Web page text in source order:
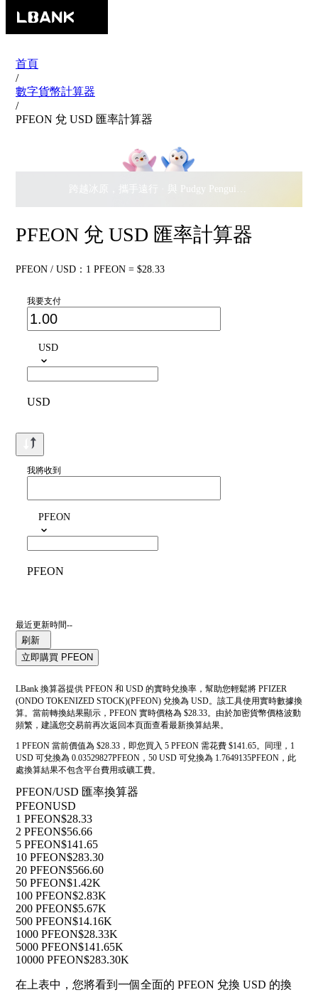
首頁
/
數字貨幣計算器
/
PFEON 兌 USD 匯率計算器
跨越冰原，攜手遠行 · 與 Pudgy Penguins 搖擺瓜分
PFEON 兌 USD 匯率計算器
PFEON / USD：1 PFEON = $28.33
我要支付
USD
USD
我將收到
PFEON
PFEON
最近更新時間--
刷新
立即購買 PFEON
LBank 換算器提供 PFEON 和 USD 的實時兌換率，幫助您輕鬆將 PFIZER
(ONDO TOKENIZED STOCK)(PFEON) 兌換為 USD。該工具使用實時數據換
算。當前轉換結果顯示，PFEON 實時價格為 $28.33。由於加密貨幣價格波動
頻繁，建議您交易前再次返回本頁面查看最新換算結果。
1 PFEON 當前價值為 $28.33，即您買入 5 PFEON 需花費 $141.65。同理，1
USD 可兌換為 0.03529827PFEON，50 USD 可兌換為 1.7649135PFEON，此
處換算結果不包含平台費用或礦工費。
PFEON/USD 匯率換算器
PFEONUSD
1 PFEON$28.33
2 PFEON$56.66
5 PFEON$141.65
10 PFEON$283.30
20 PFEON$566.60
50 PFEON$1.42K
100 PFEON$2.83K
200 PFEON$5.67K
500 PFEON$14.16K
1000 PFEON$28.33K
5000 PFEON$141.65K
10000 PFEON$283.30K
在上表中，您將看到一個全面的 PFEON 兌換 USD 的換